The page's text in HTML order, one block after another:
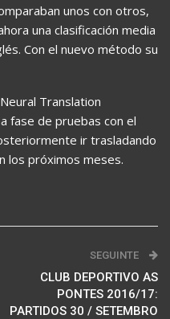
unos con otros,
una clasificación media
Con el nuevo método su
Translation
fase de pruebas con el
ir trasladando
los próximos meses.
SEGUINTE
CLUB DEPORTIVO AS
PONTES 2016/17:
PARTIDOS 30 / SETEMBRO